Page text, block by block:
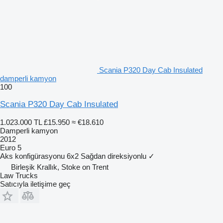
Scania P320 Day Cab Insulated
damperli kamyon
100
Scania P320 Day Cab Insulated
1.023.000 TL £15.950 ≈ €18.610
Damperli kamyon
2012
Euro 5
Aks konfigürasyonu 6x2 Sağdan direksiyonlu ✓
Birleşik Krallık, Stoke on Trent
Law Trucks
Satıcıyla iletişime geç